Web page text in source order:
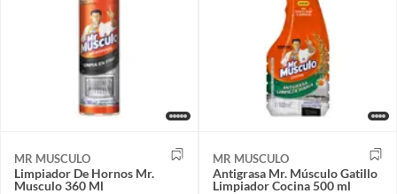
MR MUSCULO
Limpiador De Hornos Mr.
Musculo 360 Ml
MR MUSCULO
Antigrasa Mr. Músculo Gatillo
Limpiador Cocina 500 ml